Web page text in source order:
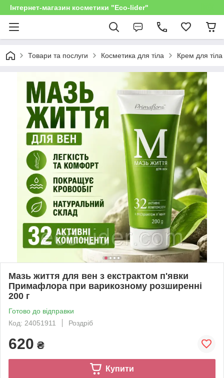
Інтернет-магазин косметики "Eco-lider"
Товари та послуги Косметика для тіла Крем для тіла
Мазь життя для вен з екстрактом п'явки
Примафлора при варикозному розширенні
200 г
Готово до відправки
Код: 24051911
Роздріб
620 ₴
Купити